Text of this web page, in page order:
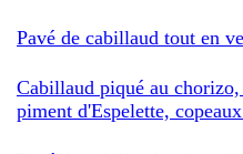
Pavé de cabillaud tout en
Cabillaud piqué au
piment d'Espelette,